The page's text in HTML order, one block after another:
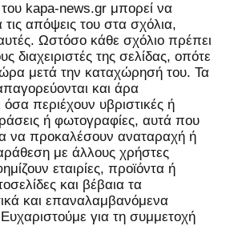
kapa-news.gr μπορεί να
απόψεις του στα σχόλια,
αυτές. Ωστόσο κάθε σχόλιο πρέπει
διαχειριστές της σελίδας, οπότε
ώρα μετά την καταχώρησή του. Τα
και άρα
όσα περιέχουν υβριστικές ή
ή φωτογραφίες, αυτά που
να προκαλέσουν αναταραχή ή
με άλλους χρήστες
εταιρίες, προϊόντα ή
και βέβαια τα
και επαναλαμβανόμενα
για τη συμμετοχή